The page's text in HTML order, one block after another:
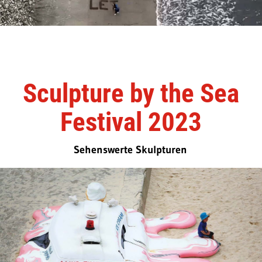
Sculpture by the Sea
Festival 2023
Sehenswerte Skulpturen